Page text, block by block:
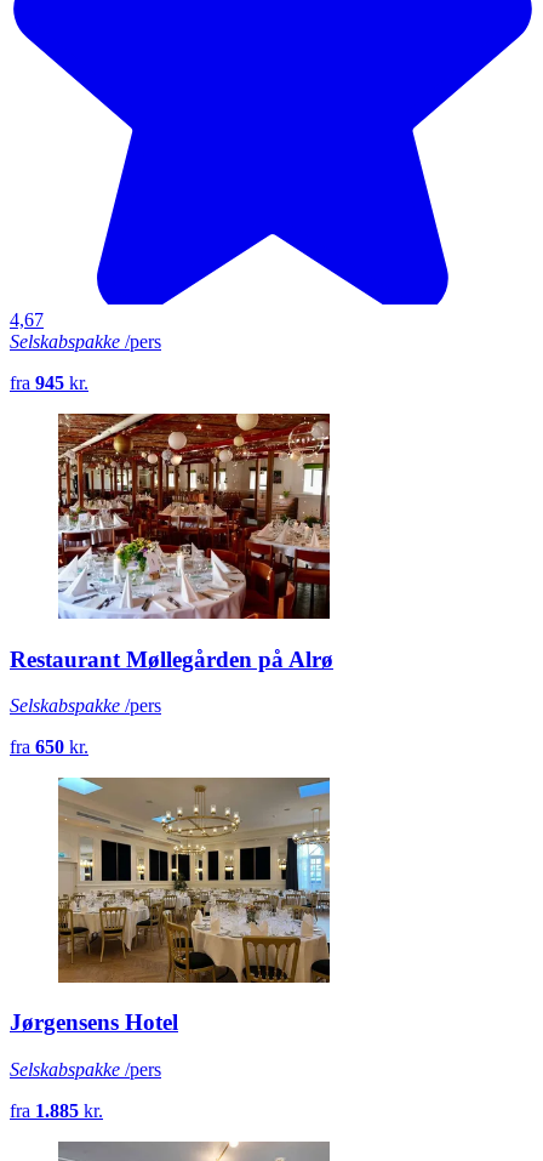
4,67
Selskabspakke /pers
fra 945 kr.
Restaurant Møllegården på Alrø
Selskabspakke /pers
fra 650 kr.
Jørgensens Hotel
Selskabspakke /pers
fra 1.885 kr.